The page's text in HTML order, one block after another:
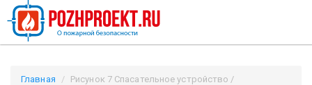
Главная
Рисунок 7 Спасательное устройство /